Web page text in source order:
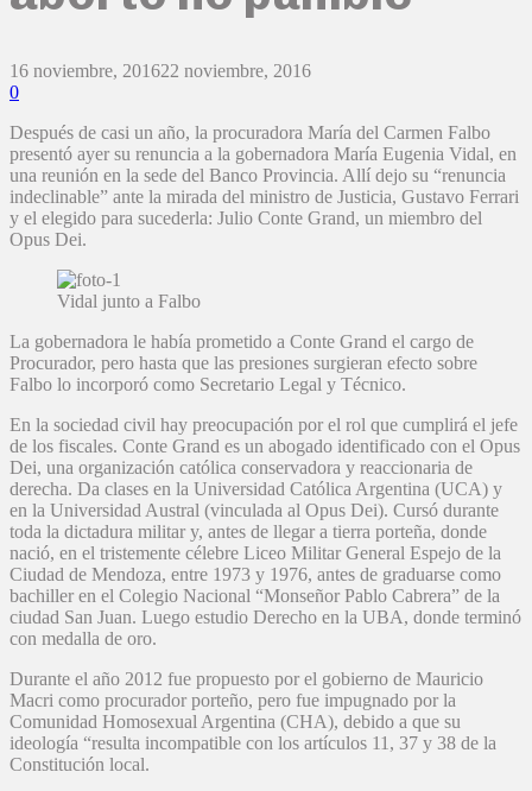
16 noviembre, 201622 noviembre, 2016
0
Después de casi un año, la procuradora María del Carmen Falbo
presentó ayer su renuncia a la gobernadora María Eugenia Vidal, en
una reunión en la sede del Banco Provincia. Allí dejo su “renuncia
indeclinable” ante la mirada del ministro de Justicia, Gustavo Ferrari
y el elegido para sucederla: Julio Conte Grand, un miembro del
Opus Dei.
Vidal junto a Falbo
La gobernadora le había prometido a Conte Grand el cargo de
Procurador, pero hasta que las presiones surgieran efecto sobre
Falbo lo incorporó como Secretario Legal y Técnico.
En la sociedad civil hay preocupación por el rol que cumplirá el jefe
de los fiscales. Conte Grand es un abogado identificado con el Opus
Dei, una organización católica conservadora y reaccionaria de
derecha. Da clases en la Universidad Católica Argentina (UCA) y
en la Universidad Austral (vinculada al Opus Dei). Cursó durante
toda la dictadura militar y, antes de llegar a tierra porteña, donde
nació, en el tristemente célebre Liceo Militar General Espejo de la
Ciudad de Mendoza, entre 1973 y 1976, antes de graduarse como
bachiller en el Colegio Nacional “Monseñor Pablo Cabrera” de la
ciudad San Juan. Luego estudio Derecho en la UBA, donde terminó
con medalla de oro.
Durante el año 2012 fue propuesto por el gobierno de Mauricio
Macri como procurador porteño, pero fue impugnado por la
Comunidad Homosexual Argentina (CHA), debido a que su
ideología “resulta incompatible con los artículos 11, 37 y 38 de la
Constitución local.